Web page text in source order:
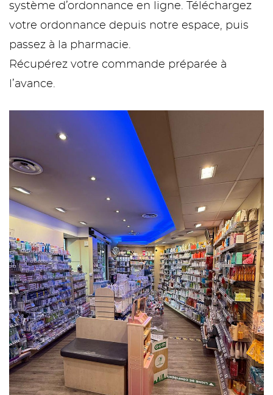
système d’ordonnance en ligne. Téléchargez
votre ordonnance depuis notre espace, puis
passez à la pharmacie.
Récupérez votre commande préparée à
l’avance.